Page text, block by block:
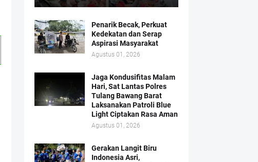
Penarik Becak, Perkuat
Kedekatan dan Serap
Aspirasi Masyarakat
Agustus 01, 2026
Jaga Kondusifitas Malam
Hari, Sat Lantas Polres
Tulang Bawang Barat
Laksanakan Patroli Blue
Light Ciptakan Rasa Aman
Agustus 01, 2026
Gerakan Langit Biru
Indonesia Asri,